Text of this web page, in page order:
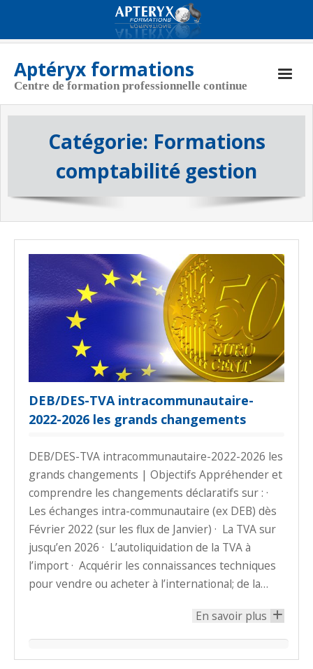
Aptéryx formations
Centre de formation professionnelle continue
Aptéryx Formations
Coordonnées
Actualités
Nos formations
Politique de cookies (UE)
Catégorie: Formations
comptabilité gestion
DEB/DES-TVA intracommunautaire-
2022-2026 les grands changements
DEB/DES-TVA intracommunautaire-2022-2026 les
grands changements | Objectifs Appréhender et
comprendre les changements déclaratifs sur : ·
Les échanges intra-communautaire (ex DEB) dès
Février 2022 (sur les flux de Janvier) · La TVA sur
jusqu’en 2026 · L’autoliquidation de la TVA à
l’import · Acquérir les connaissances techniques
pour vendre ou acheter à l’international; de la…
En savoir plus +